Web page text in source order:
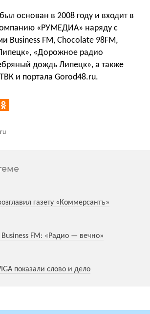
основан в 2008 году и входит в
«РУМЕДИА» наряду с
Business FM, Chocolate 98FM,
«Дорожное радио
дождь Липецк», а также
и портала Gorod48.ru.
газету «Коммерсантъ»
FM: «Радио — вечно»
показали слово и дело